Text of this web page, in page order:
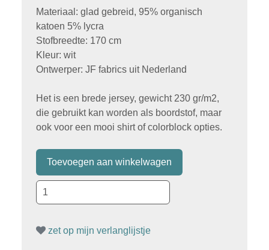
Materiaal: glad gebreid, 95% organisch
katoen 5% lycra
Stofbreedte: 170 cm
Kleur: wit
Ontwerper: JF fabrics uit Nederland
Het is een brede jersey, gewicht 230 gr/m2,
die gebruikt kan worden als boordstof, maar
ook voor een mooi shirt of colorblock opties.
zet op mijn verlanglijstje